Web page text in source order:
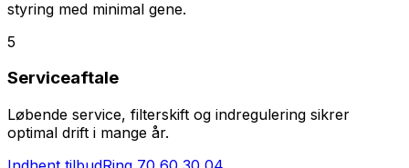
styring med minimal gene.
5
Serviceaftale
Løbende service, filterskift og indregulering sikrer
optimal drift i mange år.